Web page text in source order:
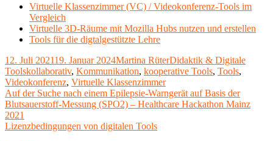
Virtuelle Klassenzimmer (VC) / Videokonferenz-Tools im
Vergleich
Virtuelle 3D-Räume mit Mozilla Hubs nutzen und erstellen
Tools für die digtalgestützte Lehre
Veröffentlicht
am
12. Juli 202119. Januar 2024Autor
Martina RüterKategorien
Didaktik & Digitale
ToolsSchlagwörter
kollaborativ, Kommunikation, kooperative Tools, Tools,
Videokonferenz, Virtuelle Klassenzimmer
Beitragsnavigation
Vorheriger
Beitrag:
Auf der Suche nach einem Epilepsie-Warngerät auf Basis der
Blutsauerstoff-Messung (SPO2) – Healthcare Hackathon Mainz
2021
Nächster
Lizenzbedingungen von digitalen Tools